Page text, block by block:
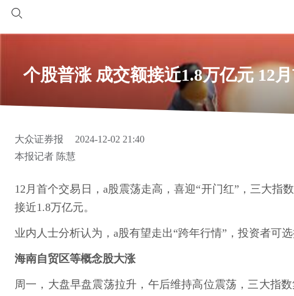
个股普涨 成交额接近1.8万亿元 12
大众证券报
2024-12-02 21:40
本报记者 陈慧
12月首个交易日，a股震荡走高，喜迎“开门红”，三大指
接近1.8万亿元。
业内人士分析认为，a股有望走出“跨年行情”，投资者可
海南自贸区等概念股大涨
周一，大盘早盘震荡拉升，午后维持高位震荡，三大指